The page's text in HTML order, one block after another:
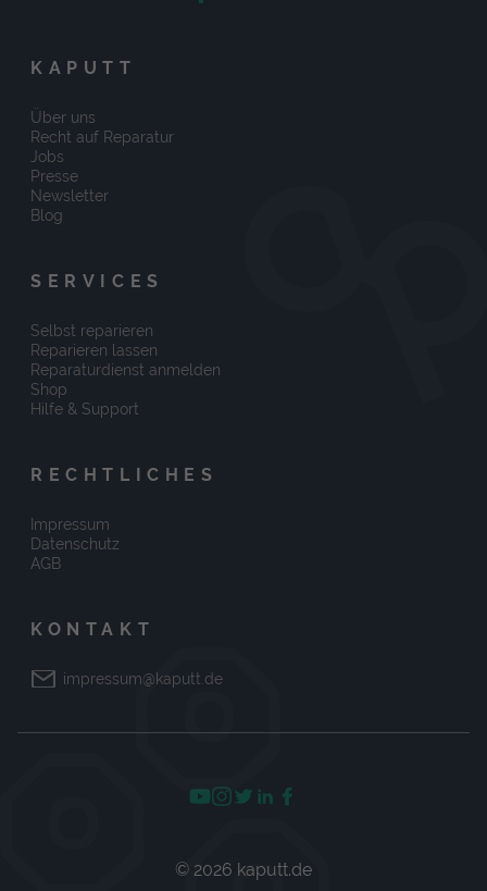
KAPUTT
Über uns
Recht auf Reparatur
Jobs
Presse
Newsletter
Blog
SERVICES
Selbst reparieren
Reparieren lassen
Reparaturdienst anmelden
Shop
Hilfe & Support
RECHTLICHES
Impressum
Datenschutz
AGB
KONTAKT
impressum@kaputt.de
© 2026 kaputt.de